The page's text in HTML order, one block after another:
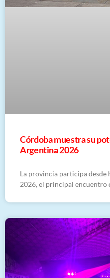
Córdoba muestra su
Argentina 2026
La provincia participa desde
2026, el principal encuentro